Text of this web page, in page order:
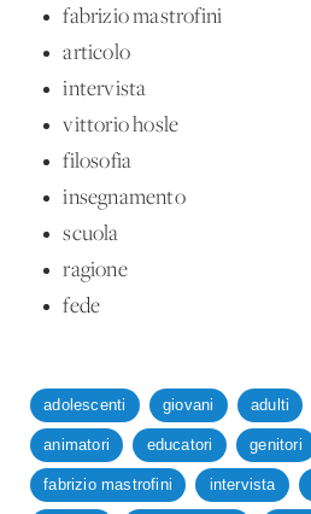
fabrizio mastrofini
articolo
intervista
vittorio hosle
filosofia
insegnamento
scuola
ragione
fede
adolescenti giovani adulti
animatori educatori genitori
fabrizio mastrofini intervista